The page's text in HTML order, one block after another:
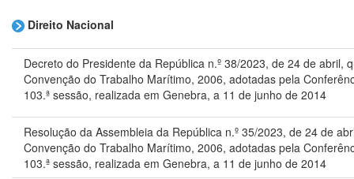
Direito Nacional
Decreto do Presidente da República n.º 38/2023, de 24 de abril,
Convenção do Trabalho Marítimo, 2006, adotadas pela
103.ª sessão, realizada em Genebra, a 11 de junho de 2014
Resolução da Assembleia da República n.º 35/2023, de 24 de
Convenção do Trabalho Marítimo, 2006, adotadas pela
103.ª sessão, realizada em Genebra, a 11 de junho de 2014